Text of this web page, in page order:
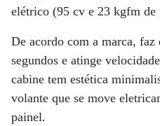
elétrico (95 cv e 23 kgfm de
De acordo com a marca,
segundos e atinge
cabine tem estética
volante que se move
painel.